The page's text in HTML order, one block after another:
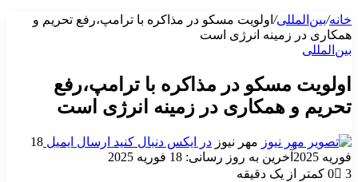
خانه/بین‌المللی/ اولویت مسکو در مذاکره با ترامپ،رفع تحریم‌ و
همکاری‌ در زمینه انرژی است
بین‌المللی
اولویت مسکو در مذاکره با ترامپ،رفع
تحریم‌ و همکاری‌ در زمینه انرژی است
مهر نیوز در ایکس دنبال کنید ارسال ایمیل 18
فوریه 2025
آخرین به روز رسانی: 18 فوریه 2025
0
3 کمتر از یک دقیقه